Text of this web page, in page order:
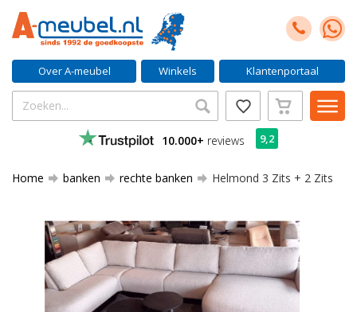
Over A-meubel Winkels Klantenportaal
10.000+ reviews 9,2
Home banken rechte banken Helmond 3 Zits + 2 Zits